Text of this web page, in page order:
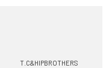
T.C&HIPBROTHERS